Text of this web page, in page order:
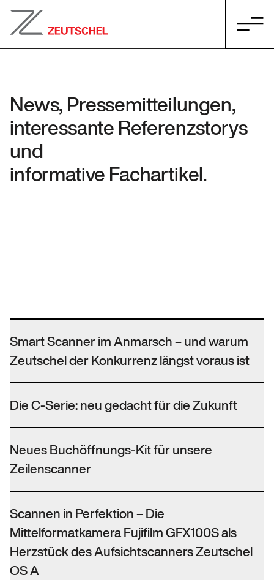
News, Pressemitteilungen,
interessante Referenzstorys
und
informative Fachartikel.
Smart Scanner im Anmarsch – und warum
Zeutschel der Konkurrenz längst voraus ist
Die C-Serie: neu gedacht für die Zukunft
Neues Buchöffnungs-Kit für unsere
Zeilenscanner
Scannen in Perfektion – Die
Mittelformatkamera Fujifilm GFX100S als
Herzstück des Aufsichtscanners Zeutschel
OS A